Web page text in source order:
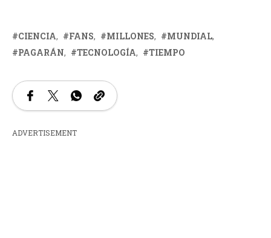
CIENCIA FANS MILLONES
MUNDIAL
PAGARÁN
TECNOLOGÍA TIEMPO
ADVERTISEMENT